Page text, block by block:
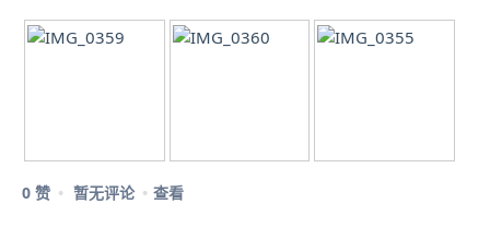
0 赞 暂无评论 查看